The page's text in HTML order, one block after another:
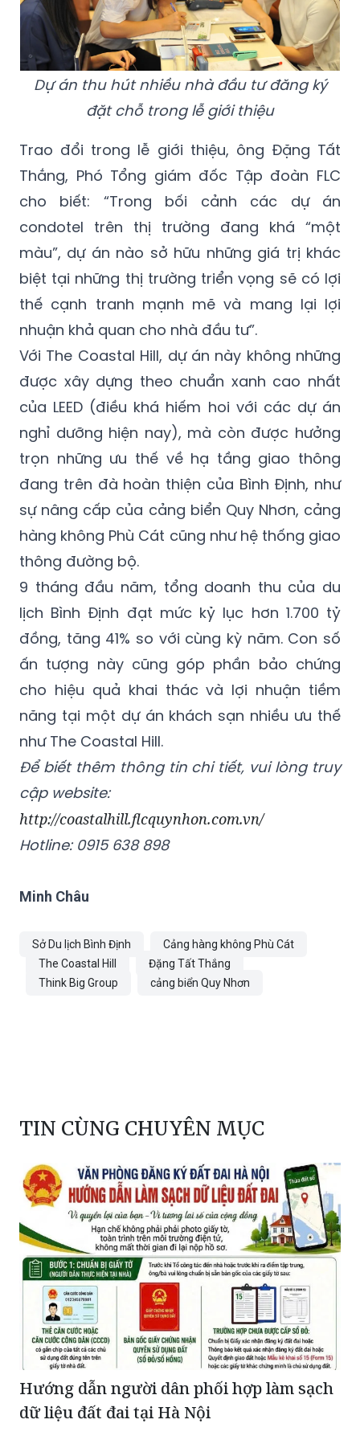
Dự án thu hút nhiều nhà đầu tư đăng ký
đặt chỗ trong lễ giới thiệu
Trao đổi trong lễ giới thiệu, ông Đặng Tất
Thắng, Phó Tổng giám đốc Tập đoàn FLC
cho biết: “Trong bối cảnh các dự án
condotel trên thị trường đang khá “một
màu”, dự án nào sở hữu những giá trị khác
biệt tại những thị trường triển vọng sẽ có lợi
thế cạnh tranh mạnh mẽ và mang lại lợi
nhuận khả quan cho nhà đầu tư”.
Với The Coastal Hill, dự án này không những
được xây dựng theo chuẩn xanh cao nhất
của LEED (điều khá hiếm hoi với các dự án
nghỉ dưỡng hiện nay), mà còn được hưởng
trọn những ưu thế về hạ tầng giao thông
đang trên đà hoàn thiện của Bình Định, như
sự nâng cấp của cảng biển Quy Nhơn, cảng
hàng không Phù Cát cũng như hệ thống giao
thông đường bộ.
9 tháng đầu năm, tổng doanh thu của du
lịch Bình Định đạt mức kỷ lục hơn 1.700 tỷ
đồng, tăng 41% so với cùng kỳ năm. Con số
ấn tượng này cũng góp phần bảo chứng
cho hiệu quả khai thác và lợi nhuận tiềm
năng tại một dự án khách sạn nhiều ưu thế
như The Coastal Hill.
Để biết thêm thông tin chi tiết, vui lòng truy
cập website:
http://coastalhill.flcquynhon.com.vn/
Hotline: 0915 638 898
Minh Châu
Sở Du lịch Bình Định
Cảng hàng không Phù Cát
The Coastal Hill
Đặng Tất Thắng
Think Big Group
cảng biển Quy Nhơn
TIN CÙNG CHUYÊN MỤC
Hướng dẫn người dân phối hợp làm sạch
dữ liệu đất đai tại Hà Nội